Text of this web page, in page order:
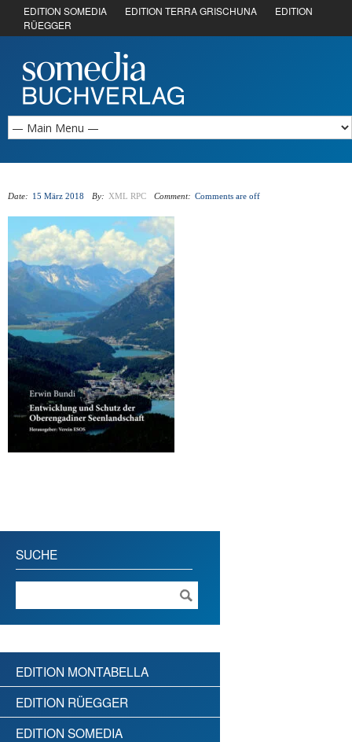
EDITION SOMEDIA EDITION TERRA GRISCHUNA
EDITION
RÜEGGER
Date: 15 März 2018 By: XML RPC Comment: Comments are off
SUCHE
EDITION MONTABELLA
EDITION RÜEGGER
EDITION SOMEDIA